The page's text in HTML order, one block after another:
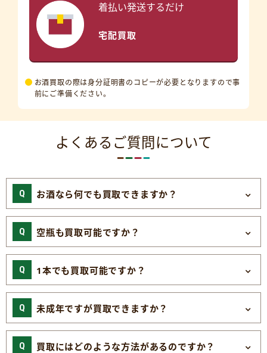
着払い発送するだけ
宅配買取
お酒買取の際は身分証明書のコピーが必要となりますので事
前にご準備ください。
よくあるご質問について
お酒なら何でも買取できますか？
空瓶も買取可能ですか？
1本でも買取可能ですか？
未成年ですが買取できますか？
買取にはどのような方法があるのですか？